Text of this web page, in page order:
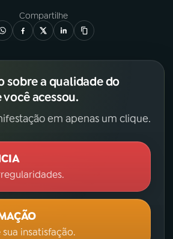
Compartilhe
sobre a qualidade do
acessou.
em apenas um clique.
sua insatisfação.